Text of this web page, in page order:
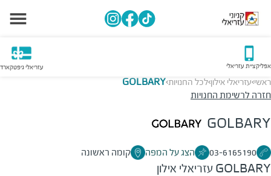
אפליקציית עזריאלי עזריאלי גיפטקארד
ראשי>עזריאלי אילון>לכל החנויות>
GOLBARY
חזרה לרשימת החנויות
GOLBARY
03-6165190 הצג על המפה קומה ראשונה
GOLBARY עזריאלי אילון